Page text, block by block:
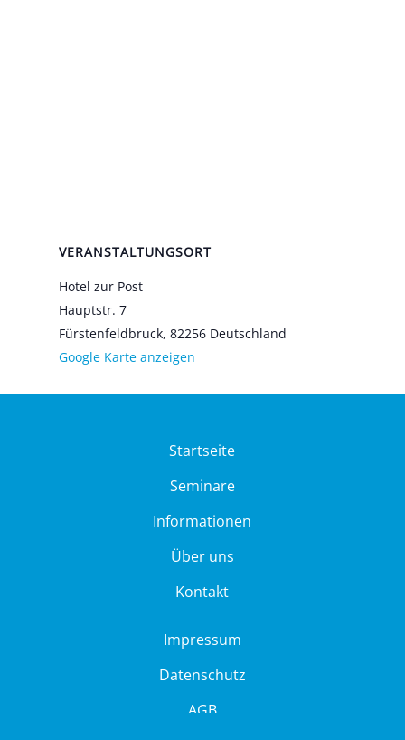
VERANSTALTUNGSORT
Hotel zur Post
Haupt­str. 7
Fürs­ten­feld­bruck, 82256 Deutsch­land
Goog­le Kar­te anzei­gen
Startseite
Seminare
Informationen
Über uns
Kontakt
Impressum
Datenschutz
AGB